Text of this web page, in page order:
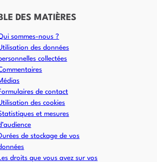
DES MATIÈRES
sommes-nous ?
des données
collectées
de contact
des cookies
et mesures
de stockage de vos
droits que vous avez sur vos